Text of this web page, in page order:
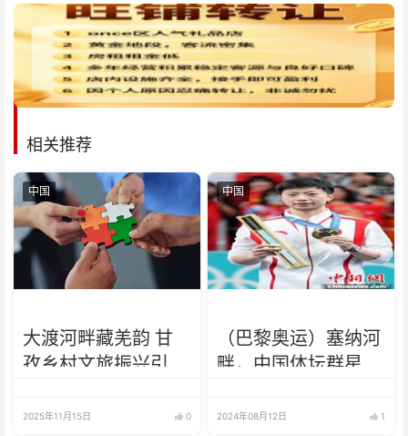
相关推荐
中国
大渡河畔藏羌韵 甘
孜乡村文旅振兴引海
2025年11月15日 0
中国
（巴黎奥运）塞纳河
畔，中国体坛群星闪
2024年08月12日 1